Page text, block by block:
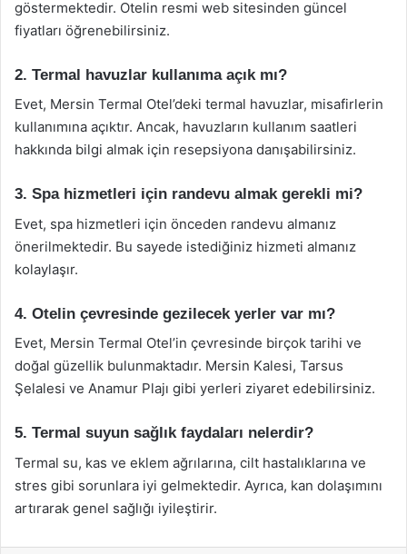
göstermektedir. Otelin resmi web sitesinden güncel
fiyatları öğrenebilirsiniz.
2. Termal havuzlar kullanıma açık mı?
Evet, Mersin Termal Otel’deki termal havuzlar, misafirlerin
kullanımına açıktır. Ancak, havuzların kullanım saatleri
hakkında bilgi almak için resepsiyona danışabilirsiniz.
3. Spa hizmetleri için randevu almak gerekli mi?
Evet, spa hizmetleri için önceden randevu almanız
önerilmektedir. Bu sayede istediğiniz hizmeti almanız
kolaylaşır.
4. Otelin çevresinde gezilecek yerler var mı?
Evet, Mersin Termal Otel’in çevresinde birçok tarihi ve
doğal güzellik bulunmaktadır. Mersin Kalesi, Tarsus
Şelalesi ve Anamur Plajı gibi yerleri ziyaret edebilirsiniz.
5. Termal suyun sağlık faydaları nelerdir?
Termal su, kas ve eklem ağrılarına, cilt hastalıklarına ve
stres gibi sorunlara iyi gelmektedir. Ayrıca, kan dolaşımını
artırarak genel sağlığı iyileştirir.